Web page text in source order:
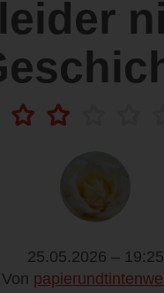
25.05.2026 – 19:25
Von